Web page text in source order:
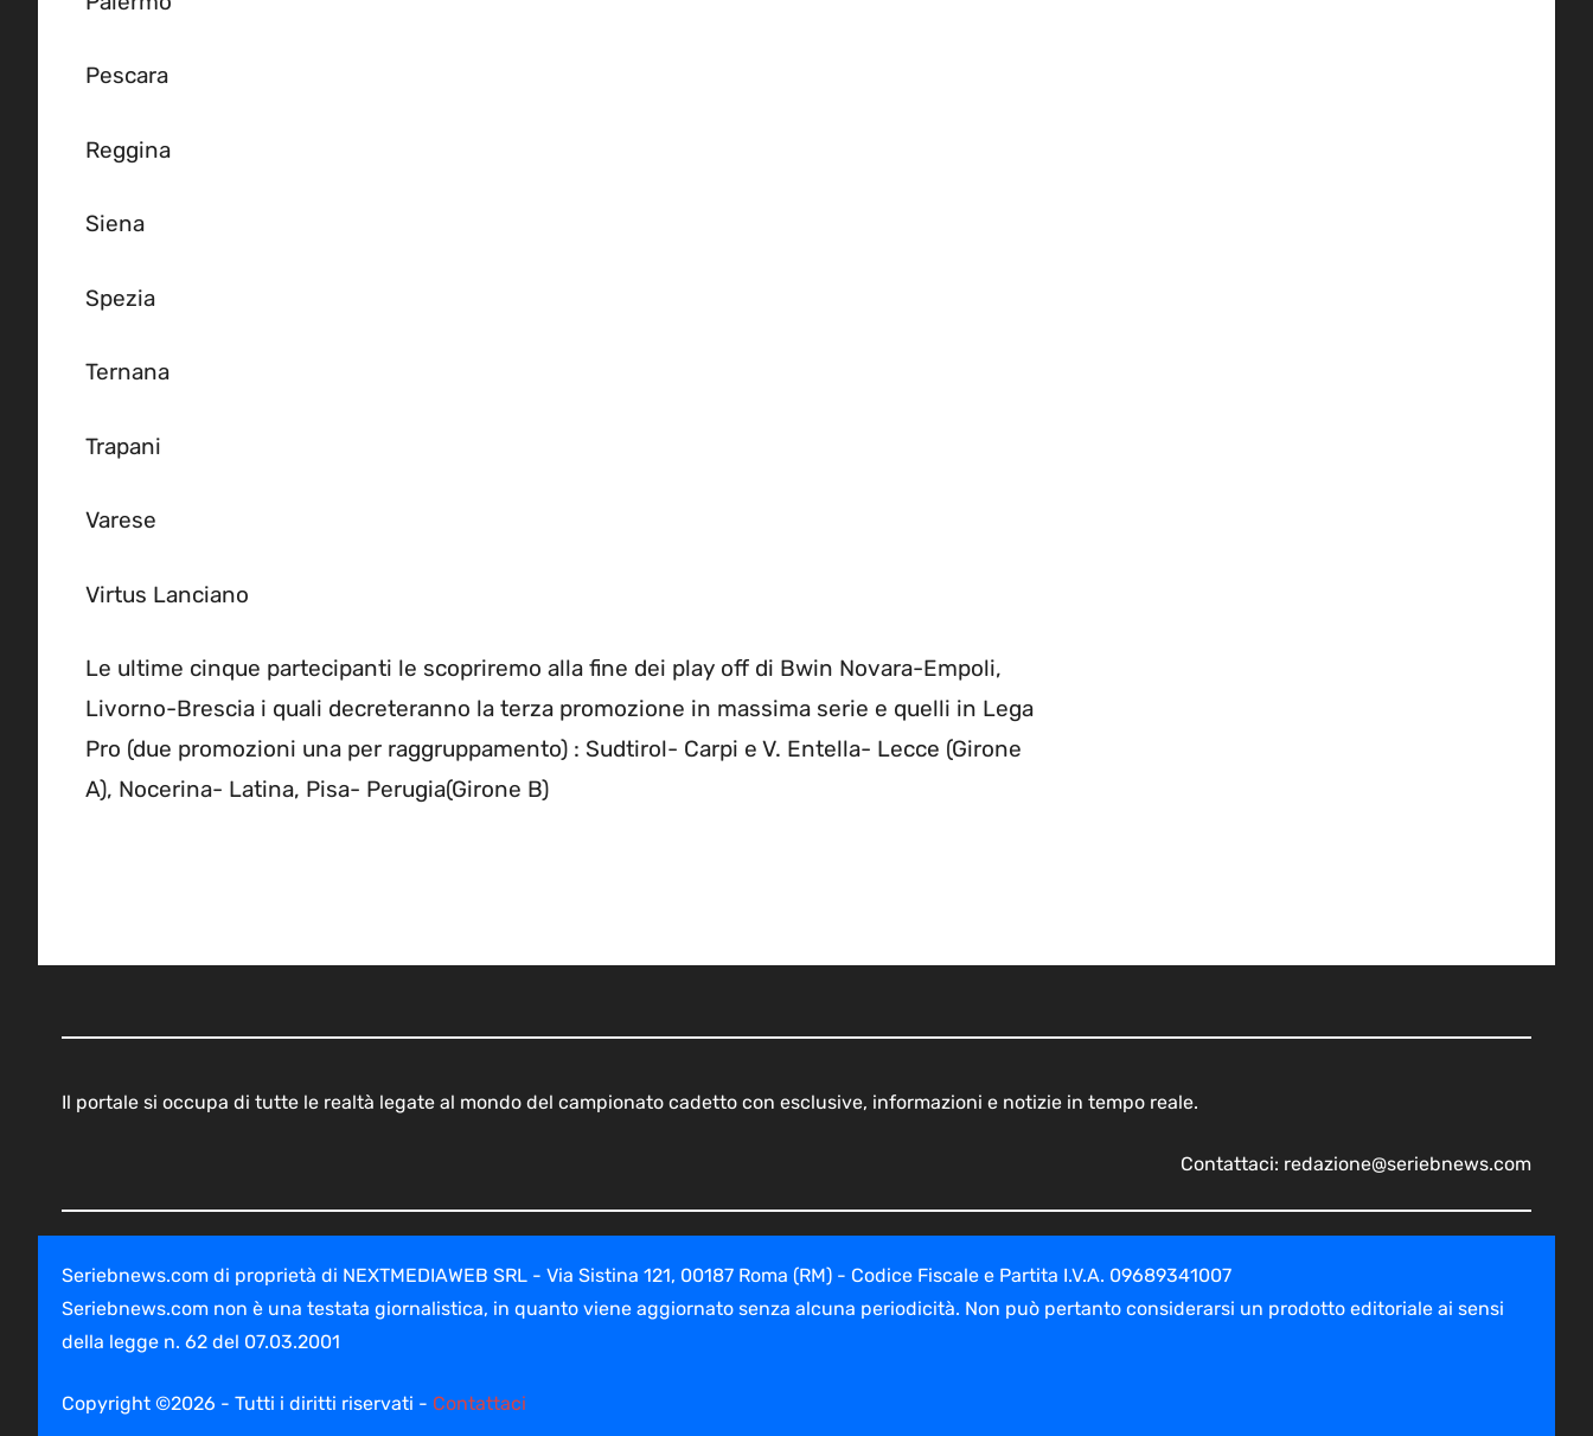
Pescara
Reggina
Siena
Spezia
Ternana
Trapani
Varese
Virtus Lanciano
Le ultime cinque partecipanti le scopriremo alla fine dei play off di Bwin Novara-Empoli,
Livorno-Brescia i quali decreteranno la terza promozione in massima serie e quelli in Lega
Pro (due promozioni una per raggruppamento) : Sudtirol- Carpi e V. Entella- Lecce (Girone
A), Nocerina- Latina, Pisa- Perugia(Girone B)
Il portale si occupa di tutte le realtà legate al mondo del campionato cadetto con esclusive, informazioni e notizie in tempo reale.
Contattaci: redazione@seriebnews.com
Seriebnews.com di proprietà di NEXTMEDIAWEB SRL - Via Sistina 121, 00187 Roma (RM) - Codice Fiscale e Partita I.V.A. 09689341007
Seriebnews.com non è una testata giornalistica, in quanto viene aggiornato senza alcuna periodicità. Non può pertanto considerarsi un prodotto editoriale ai sensi
della legge n. 62 del 07.03.2001
Copyright ©2026 - Tutti i diritti riservati - Contattaci